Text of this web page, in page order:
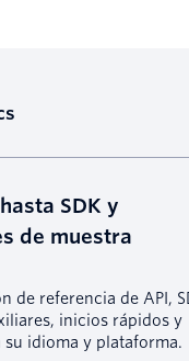
SDK y
de muestra
de referencia de API,
inicios rápidos y
idioma y plataforma.